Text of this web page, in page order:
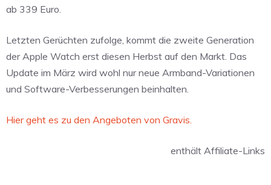
ab 339 Euro.
Letzten Gerüchten zufolge, kommt die zweite Generation
der Apple Watch erst diesen Herbst auf den Markt. Das
Update im März wird wohl nur neue Armband-Variationen
und Software-Verbesserungen beinhalten.
Hier geht es zu den Angeboten von Gravis.
enthält Affiliate-Links